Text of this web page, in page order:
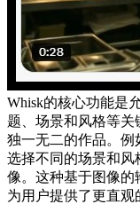
Whisk的核心功能是
题、场景和风格等关
独一无二的作品。例
选择不同的场景和风
像。这种基于图像的
为用户提供了更直观